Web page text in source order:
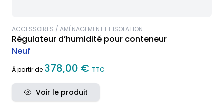
ACCESSOIRES / AMÉNAGEMENT ET ISOLATION
Régulateur d’humidité pour conteneur
Neuf
À partir de 378,00 € TTC
Voir le produit